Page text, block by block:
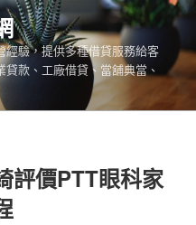
經驗，提供多種借貸服務給客
款、工廠借貸、當舖典當、
評價PTT眼科家